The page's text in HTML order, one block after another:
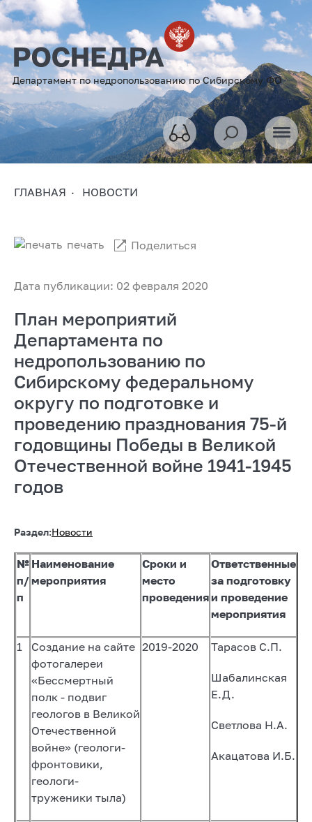
Департамент по недропользованию по Сибирскому ФО
ГЛАВНАЯ НОВОСТИ
Дата публикации: 02 февраля 2020
печать Поделиться
План мероприятий
Департамента по
недропользованию по
Сибирскому федеральному
округу по подготовке и
проведению празднования 75-й
годовщины Победы в Великой
Отечественной войне 1941-1945
годов
Раздел:Новости
№
п/
п
Наименование
мероприятия
Сроки и
место
проведения
Ответственные
за подготовку
и проведение
мероприятия
1
Создание на сайте
фотогалереи
«Бессмертный
полк - подвиг
геологов в Великой
Отечественной
войне» (геологи-
фронтовики,
геологи-
труженики тыла)
2019-2020 Тарасов С.П.
Шабалинская
Е.Д.
Светлова Н.А.
Акацатова И.Б.